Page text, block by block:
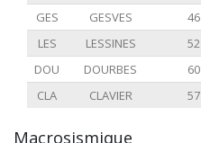
GES
GESVES 46
LES
LESSINES 52
DOU
DOURBES 60
CLA
CLAVIER 57
Macrosismique